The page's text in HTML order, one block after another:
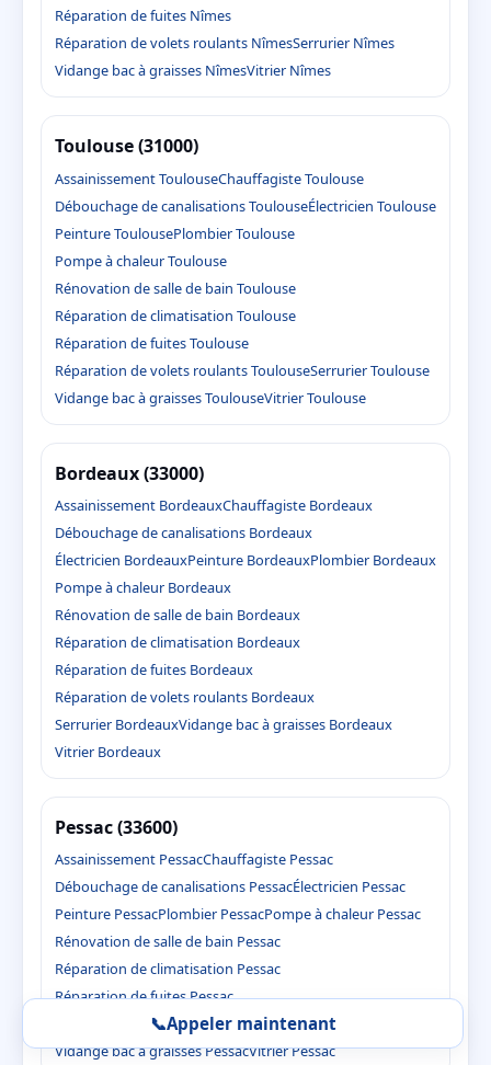
Réparation de fuites Nîmes
Réparation de volets roulants NîmesSerrurier Nîmes
Vidange bac à graisses NîmesVitrier Nîmes
Toulouse (31000)
Assainissement ToulouseChauffagiste Toulouse
Débouchage de canalisations ToulouseÉlectricien Toulouse
Peinture ToulousePlombier Toulouse
Pompe à chaleur Toulouse
Rénovation de salle de bain Toulouse
Réparation de climatisation Toulouse
Réparation de fuites Toulouse
Réparation de volets roulants ToulouseSerrurier Toulouse
Vidange bac à graisses ToulouseVitrier Toulouse
Bordeaux (33000)
Assainissement BordeauxChauffagiste Bordeaux
Débouchage de canalisations Bordeaux
Électricien BordeauxPeinture BordeauxPlombier Bordeaux
Pompe à chaleur Bordeaux
Rénovation de salle de bain Bordeaux
Réparation de climatisation Bordeaux
Réparation de fuites Bordeaux
Réparation de volets roulants Bordeaux
Serrurier BordeauxVidange bac à graisses Bordeaux
Vitrier Bordeaux
Pessac (33600)
Assainissement PessacChauffagiste Pessac
Débouchage de canalisations PessacÉlectricien Pessac
Peinture PessacPlombier PessacPompe à chaleur Pessac
Rénovation de salle de bain Pessac
Réparation de climatisation Pessac
Réparation de fuites Pessac
Réparation de volets roulants PessacSerrurier Pessac
Vidange bac à graisses PessacVitrier Pessac
📞Appeler maintenant